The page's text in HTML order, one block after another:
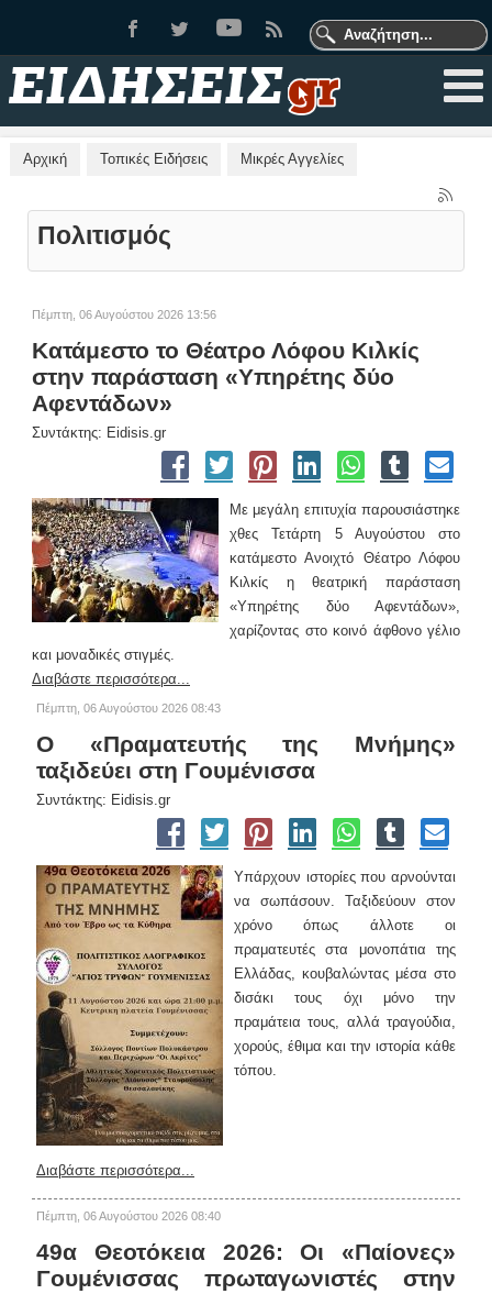
Αρχική Τοπικές Ειδήσεις Μικρές Αγγελίες
Πολιτισμός
Πέμπτη, 06 Αυγούστου 2026 13:56
Κατάμεστο το Θέατρο Λόφου Κιλκίς
στην παράσταση «Υπηρέτης δύο
Αφεντάδων»
Συντάκτης: Eidisis.gr
Με μεγάλη επιτυχία παρουσιάστηκε
χθες Τετάρτη 5 Αυγούστου στο
κατάμεστο Ανοιχτό Θέατρο Λόφου
Κιλκίς η θεατρική παράσταση
«Υπηρέτης δύο Αφεντάδων»,
χαρίζοντας στο κοινό άφθονο γέλιο
και μοναδικές στιγμές.
Διαβάστε περισσότερα...
Πέμπτη, 06 Αυγούστου 2026 08:43
Ο «Πραματευτής της Μνήμης»
ταξιδεύει στη Γουμένισσα
Συντάκτης: Eidisis.gr
Υπάρχουν ιστορίες που αρνούνται
να σωπάσουν. Ταξιδεύουν στον
χρόνο όπως άλλοτε οι
πραματευτές στα μονοπάτια της
Ελλάδας, κουβαλώντας μέσα στο
δισάκι τους όχι μόνο την
πραμάτεια τους, αλλά τραγούδια,
χορούς, έθιμα και την ιστορία κάθε
τόπου.
Διαβάστε περισσότερα...
Πέμπτη, 06 Αυγούστου 2026 08:40
49α Θεοτόκεια 2026: Οι «Παίονες»
Γουμένισσας πρωταγωνιστές στην